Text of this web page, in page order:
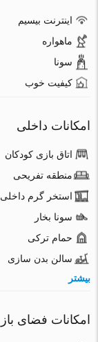
اینترنت بیسیم
ماهواره
سونا
کیفیت خوب
امکانات داخلی
اتاق بازی کودکان
منطقه تفریحی
استخر گرم داخلی
سونا بخار
حمام ترکی
سالن بدن سازی
بیشتر
امکانات فضای باز